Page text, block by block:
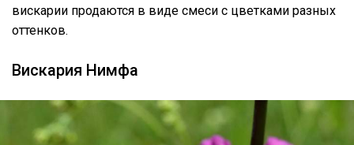
вискарии продаются в виде смеси с цветками разных
оттенков.
Вискария Нимфа